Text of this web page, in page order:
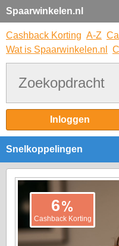
Spaarwinkelen.nl
Cashback Korting A-Z
Wat is Spaarwinkelen.nl
Inloggen
Snelkoppelingen
6%
Cashback Korting